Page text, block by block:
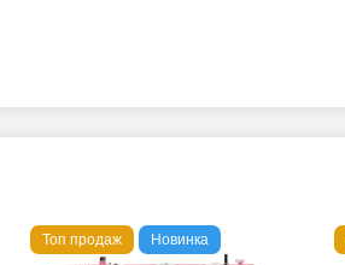
Топ продаж Новинка